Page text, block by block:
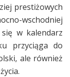
prestiżowych
wschodniej
się w kalendarz
przyciąga do
ale również